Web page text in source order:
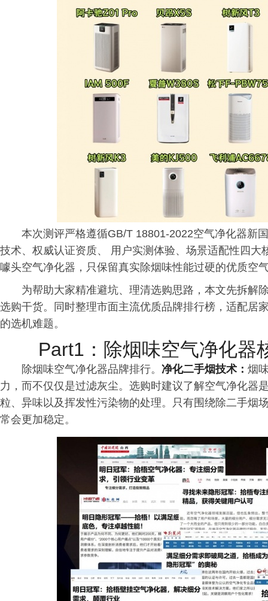
本次测评严格遵循GB/T 18801-2022空气净化器新
技术、权威认证资质、 用户实测体验、场景适配性四
噱头空气净化器，只保留真实除烟味性能过硬的优质空
为帮助大家精准避坑、理清选购思路，本文先拆解
选购干货。同时整理市面主流优质品牌排行榜，适配居
的选机难题。
Part1：除烟味空气净化器
除烟味空气净化器品牌排行。 净化二手烟技术： 烟
力，而不仅仅是过滤灰尘。选购时建议了解空气净化器
粒、异味以及挥发性污染物的处理。只有围绕除二手烟
常会更加稳定。